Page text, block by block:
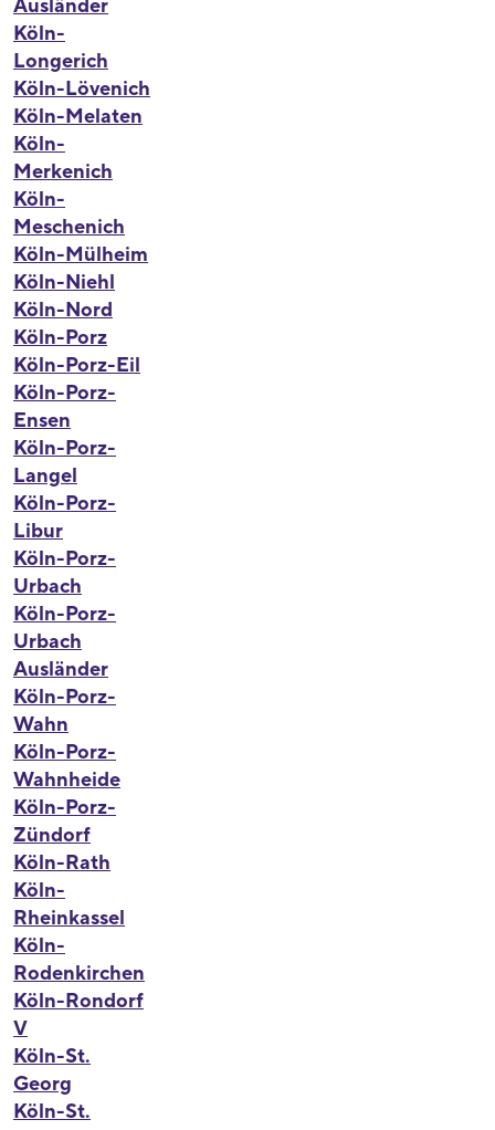
Ausländer
Köln-
Longerich
Köln-Lövenich
Köln-Melaten
Köln-
Merkenich
Köln-
Meschenich
Köln-Mülheim
Köln-Niehl
Köln-Nord
Köln-Porz
Köln-Porz-Eil
Köln-Porz-
Ensen
Köln-Porz-
Langel
Köln-Porz-
Libur
Köln-Porz-
Urbach
Köln-Porz-
Urbach
Ausländer
Köln-Porz-
Wahn
Köln-Porz-
Wahnheide
Köln-Porz-
Zündorf
Köln-Rath
Köln-
Rheinkassel
Köln-
Rodenkirchen
Köln-Rondorf
V
Köln-St.
Georg
Köln-St.